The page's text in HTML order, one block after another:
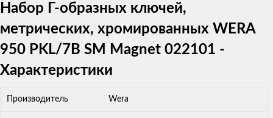
Набор Г-образных ключей,
метрических, хромированных WERA
950 PKL/7B SM Magnet 022101 -
Характеристики
Производитель Wera